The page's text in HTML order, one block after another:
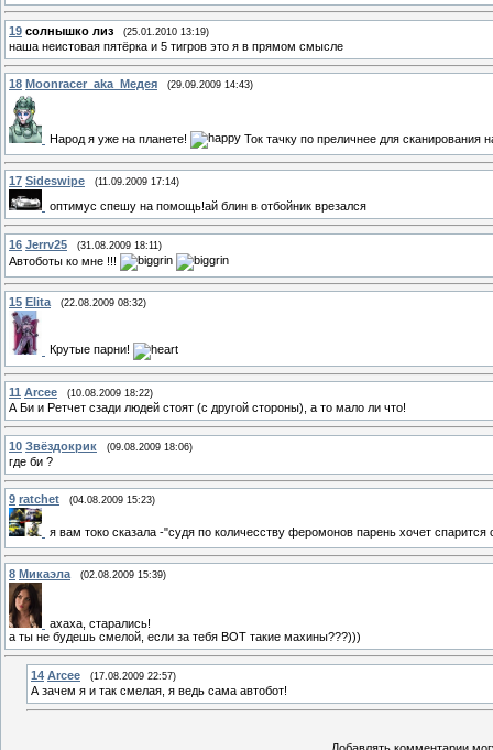
19 солнышко лиз (25.01.2010 13:19)
наша неистовая пятёрка и 5 тигров это я в прямом смысле
18 Moonracer_aka_Медея (29.09.2009 14:43)
Народ я уже на планете! Ток тачку по преличнее для сканирования
17 Sideswipe (11.09.2009 17:14)
оптимус спешу на помощь!ай блин в отбойник врезался
16 Jerrv25 (31.08.2009 18:11)
Автоботы ко мне !!!
15 Elita (22.08.2009 08:32)
Крутые парни!
11 Arcee (10.08.2009 18:22)
А Би и Ретчет сзади людей стоят (с другой стороны), а то мало ли что!
10 Звёздокрик (09.08.2009 18:06)
где би ?
9 ratchet (04.08.2009 15:23)
я вам токо сказала -"судя по количесству феромонов парень хочет
8 Микаэла (02.08.2009 15:39)
ахаха, старались!
а ты не будешь смелой, если за тебя ВОТ такие махины???)))
14 Arcee (17.08.2009 22:57)
А зачем я и так смелая, я ведь сама автобот!